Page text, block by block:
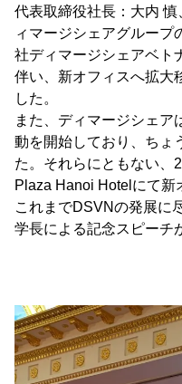
代表取締役社長：大内
ィマージシェアグループ
社ディマージシェアベト
伴い、新オフィスへ拡大
した。
また、ディマージシェア
動を開始しており、ちょ
た。それらにともない、
Plaza Hanoi Hotelにて新
これまでDSVNの発展に
学長による記念スピーチ